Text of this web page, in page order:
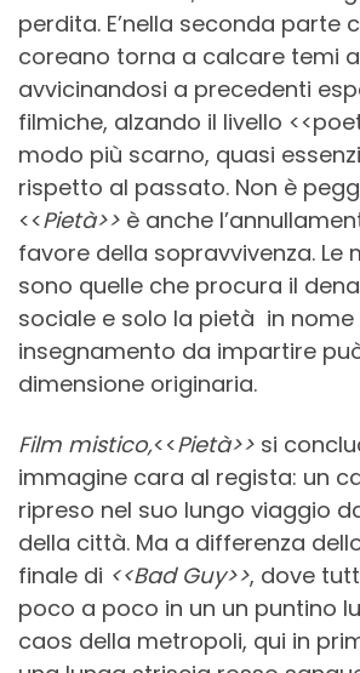
perdita. E’nella seconda parte
coreano torna a calcare temi
avvicinandosi a precedenti
filmiche, alzando il livello
modo più scarno, quasi
rispetto al passato. Non è
<<Pietà>> è anche
favore della sopravvivenza. Le
sono quelle che procura il
sociale e solo la pietà in nome
insegnamento da impartire
dimensione originaria.
Film mistico,<<Pietà>> si
immagine cara al regista: un
ripreso nel suo lungo viaggio
della città. Ma a differenza
finale di <<Bad Guy>>, dove
poco a poco in un un puntino
caos della metropoli, qui in